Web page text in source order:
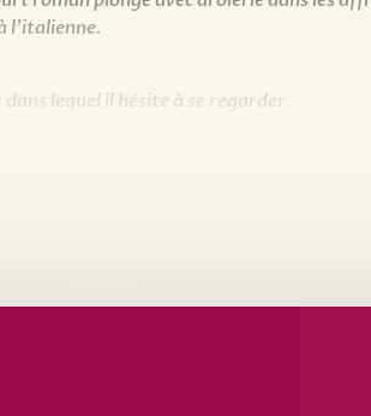
l’italienne.
lequel il hésite à se regarder.